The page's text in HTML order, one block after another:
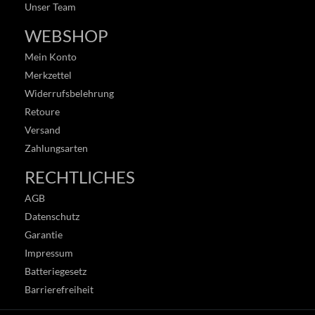
Unser Team
WEBSHOP
Mein Konto
Merkzettel
Widerrufsbelehrung
Retoure
Versand
Zahlungsarten
RECHTLICHES
AGB
Datenschutz
Garantie
Impressum
Batteriegesetz
Barrierefreiheit